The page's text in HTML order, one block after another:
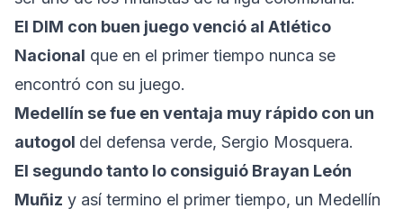
El DIM con buen juego venció al Atlético
Nacional que en el primer tiempo nunca se
encontró con su juego.
Medellín se fue en ventaja muy rápido con un
autogol del defensa verde, Sergio Mosquera.
El segundo tanto lo consiguió Brayan León
Muñiz y así termino el primer tiempo, un Medellín